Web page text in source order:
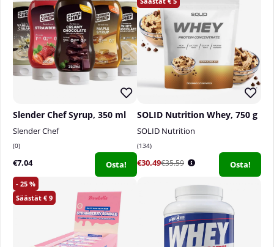
Säilytettävä lasten ulottumattomissa. Päivittäistä
annostusta ei tule ylittää.
Slender Chef Syrup, 350 ml
Slender Chef
0
€7.04 Osta!
SOLID Nutrition Whey, 750 g
SOLID Nutrition
134
€30.49€35.59 Osta!
25
9